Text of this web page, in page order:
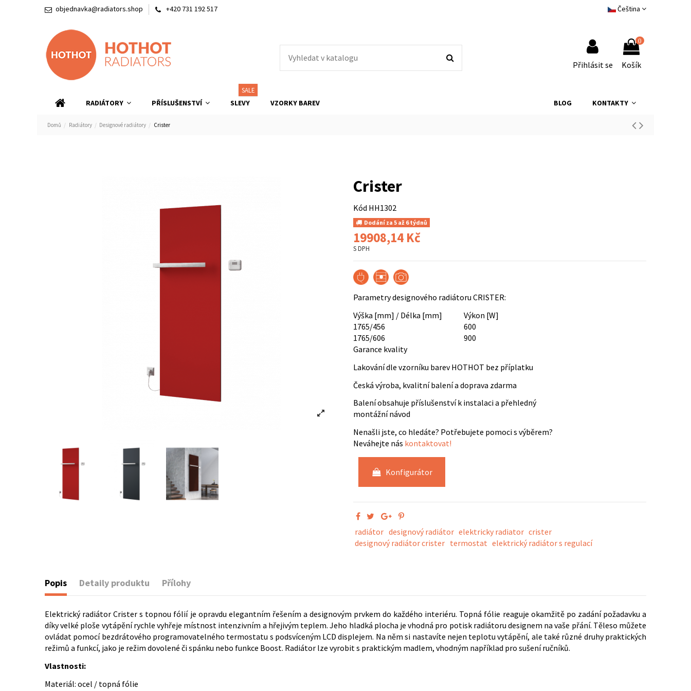
objednavka@radiators.shop +420 731 192 517 Čeština
Přihlásit se
0
Košík
RADIÁTORY PŘÍSLUŠENSTVÍ SLEVY
SALE
KONTAKTY
BLOG
VZORKY BAREV
Domů Radiátory Designové radiátory Crister
Crister
Kód HH1302
Dodání za 5 až 6 týdnů
19908,14 Kč
S DPH
Parametry designového radiátoru CRISTER:
Výška [mm] / Délka [mm]
Výkon [W]
1765/456
600
1765/606
900
Garance kvality
Lakování dle vzorníku barev HOTHOT bez příplatku
Česká výroba, kvalitní balení a doprava zdarma
Balení obsahuje příslušenství k instalaci a přehledný
montážní návod
Nenašli jste, co hledáte? Potřebujete pomoci s výběrem?
Neváhejte nás kontaktovat!
Konfigurátor
radiátor designový radiátor elektricky radiator crister
designový radiátor crister termostat elektrický radiátor s regulací
Popis Detaily produktu Přílohy
Elektrický radiátor Crister s topnou fólií je opravdu elegantním řešením a designovým prvkem do každého interiéru. Topná fólie reaguje okamžitě po zadání požadavku a
díky velké ploše vytápění rychle vyhřeje místnost intenzivním a hřejivým teplem. Jeho hladká plocha je vhodná pro potisk radiátoru designem na vaše přání. Těleso můžete
ovládat pomocí bezdrátového programovatelného termostatu s podsvíceným LCD displejem. Na něm si nastavíte nejen teplotu vytápění, ale také různé druhy praktických
režimů a funkcí, jako je režim dovolené či spánku nebo funkce Boost. Radiátor lze vyrobit s praktickým madlem, vhodným například pro sušení ručníků.
Vlastnosti:
Materiál: ocel / topná fólie